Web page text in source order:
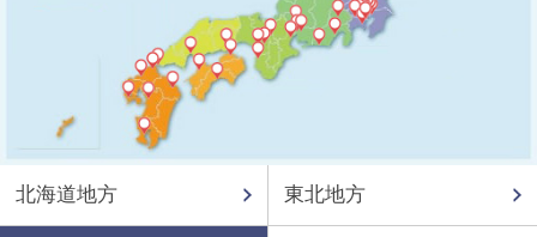
北海道地方 東北地方